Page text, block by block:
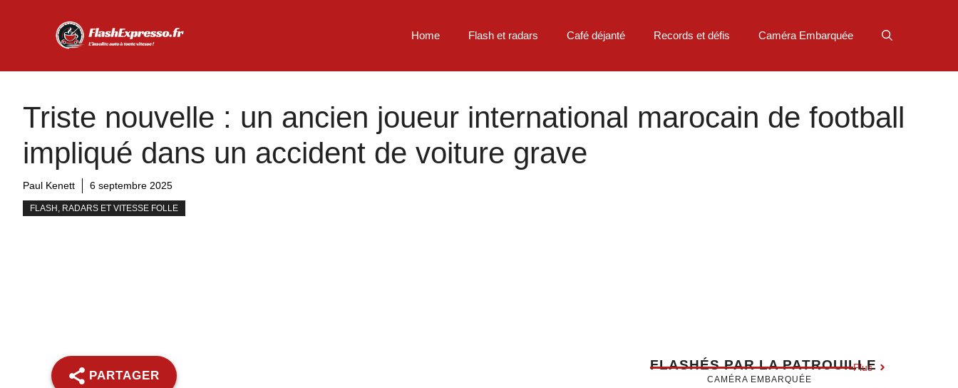
Home Flash et radars Café déjanté Records et défis Caméra Embarquée
Triste nouvelle : un ancien joueur international marocain de football
impliqué dans un accident de voiture grave
Paul Kenett 6 septembre 2025
FLASH, RADARS ET VITESSE FOLLE
PARTAGER
FLASHÉS PAR LA PATROUILLE
Plus
CAMÉRA EMBARQUÉE